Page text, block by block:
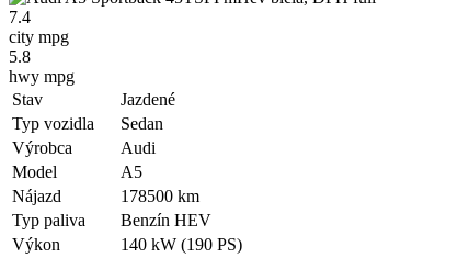
7.4
city mpg
5.8
hwy mpg
Stav
Jazdené
Typ vozidla
Sedan
Výrobca
Audi
Model
A5
Nájazd
178500 km
Typ paliva
Benzín HEV
Výkon
140 kW (190 PS)